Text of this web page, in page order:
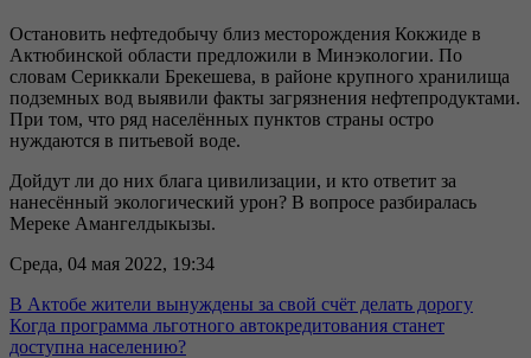
Остановить нефтедобычу близ месторождения Кокжиде в
Актюбинской области предложили в Минэкологии. По
словам Сериккали Брекешева, в районе крупного хранилища
подземных вод выявили факты загрязнения нефтепродуктами.
При том, что ряд населённых пунктов страны остро
нуждаются в питьевой воде.
Дойдут ли до них блага цивилизации, и кто ответит за
нанесённый экологический урон? В вопросе разбиралась
Мереке Амангелдыкызы.
Среда, 04 мая 2022, 19:34
В Актобе жители вынуждены за свой счёт делать дорогу
Когда программа льготного автокредитования станет
доступна населению?